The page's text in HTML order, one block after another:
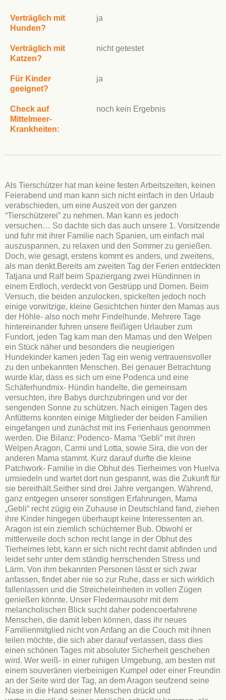
Verträglich mit
Hunden?
ja
Verträglich mit
Katzen?
nicht getestet
Für Kinder
geeignet?
ja
Check auf
Mittelmeer-
Krankheiten:
noch kein Ergebnis
Als Tierschützer hat man keine festen Arbeitszeiten, keinen
Feierabend und man kann sich nicht einfach in den Urlaub
verabschieden, um eine Auszeit von der ganzen
“Tierschützerei” zu nehmen. Man kann es jedoch
versuchen… So dachte sich das auch unsere 1. Vorsitzende
und fuhr mit ihrer Familie nach Spanien, um einfach mal
auszuspannen, zu relaxen und den Sommer zu genießen.
Doch, wie gesagt, erstens kommt es anders, und zweitens,
als man denkt.Bereits am zweiten Tag der Ferien entdeckten
Tatjana und Ralf beim Spaziergang zwei Hündinnen in
einem Erdloch, verdeckt von Gestrüpp und Dornen. Beim
Versuch, die beiden anzulocken, spickelten jedoch noch
einige vorwitzige, kleine Gesichtchen hinter den Mamas aus
der Höhle- also noch mehr Findelhunde. Mehrere Tage
hintereinander fuhren unsere fleißigen Urlauber zum
Fundort, jeden Tag kam man den Mamas und den Welpen
ein Stück näher und besonders die neugierigen
Hundekinder kamen jeden Tag ein wenig vertrauensvoller
zu den unbekannten Menschen. Bei genauer Betrachtung
wurde klar, dass es sich um eine Podenca und eine
Schäferhundmix- Hündin handelte, die gemeinsam
versuchten, ihre Babys durchzubringen und vor der
sengenden Sonne zu schützen. Nach einigen Tagen des
Anfütterns konnten einige Mitglieder der beiden Familien
eingefangen und zunächst mit ins Ferienhaus genommen
werden. Die Bilanz: Podenco- Mama “Gebli” mit ihren
Welpen Aragon, Carmi und Lotta, sowie Sira, die von der
anderen Mama stammt. Kurz darauf durfte die kleine
Patchwork- Familie in die Obhut des Tierheimes von Huelva
umsiedeln und wartet dort nun gespannt, was die Zukunft für
sie bereithält.Seither sind drei Jahre vergangen. Während,
ganz entgegen unserer sonstigen Erfahrungen, Mama
„Gebli“ recht zügig ein Zuhause in Deutschland fand, ziehen
ihre Kinder hingegen überhaupt keine Interessenten an.
Aragon ist ein ziemlich schüchterner Bub. Obwohl er
mittlerweile doch schon recht lange in der Obhut des
Tierheimes lebt, kann er sich nicht recht damit abfinden und
leidet sehr unter dem ständig herrschenden Stress und
Lärm. Von ihm bekannten Personen lässt er sich zwar
anfassen, findet aber nie so zur Ruhe, dass er sich wirklich
fallenlassen und die Streicheleinheiten in vollen Zügen
genießen könnte. Unser Fledermausohr mit dem
melancholischen Blick sucht daher podencoerfahrene
Menschen, die damit leben können, dass ihr neues
Familienmitglied nicht von Anfang an die Couch mit ihnen
teilen möchte, die sich aber darauf verlassen, dass dies
einen schönen Tages mit absoluter Sicherheit geschehen
wird. Wer weiß- in einer ruhigen Umgebung, am besten mit
einem souveränen vierbeinigen Kumpel oder einer Freundin
an der Seite wird der Tag, an dem Aragon seufzend seine
Nase in die Hand seiner Menschen drückt und